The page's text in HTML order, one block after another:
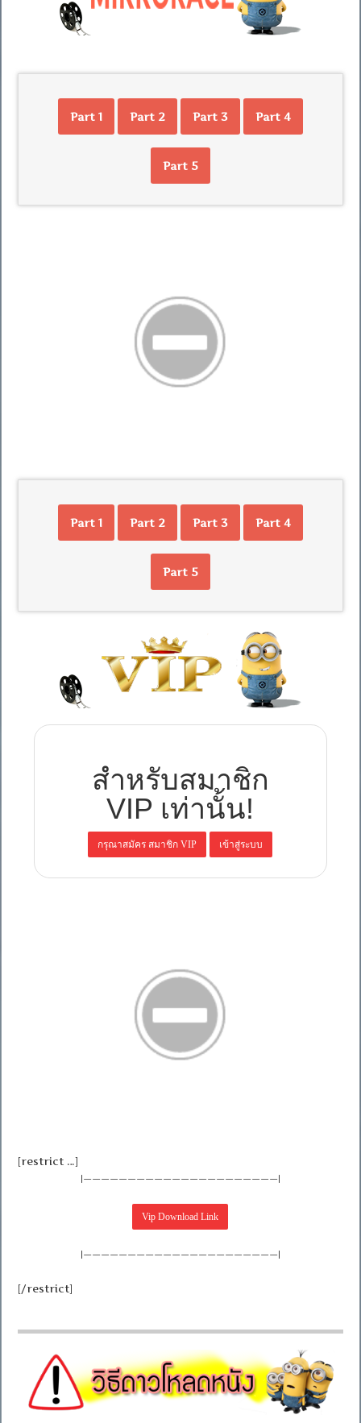
Part 1 Part 2 Part 3 Part 4
Part 5
Part 1 Part 2 Part 3 Part 4
Part 5
สำหรับสมาชิก
VIP เท่านั้น!
[restrict …]
|——————————————————————|
|——————————————————————|
[/restrict]